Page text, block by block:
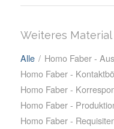
Weiteres Material
Alle / Homo Faber -
Homo Faber -
Homo Faber -
Homo Faber -
Homo Faber -